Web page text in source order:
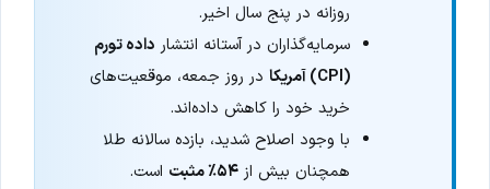
روزانه در پنج سال اخیر.
سرمایه‌گذاران در آستانه انتشار داده تورم
(CPI) آمریکا
در روز جمعه، موقعیت‌های
خرید خود را کاهش داده‌اند.
با وجود اصلاح شدید، بازده سالانه طلا
همچنان بیش از۵۴٪ مثبت
است.